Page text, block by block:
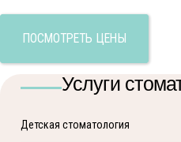
ПОСМОТРЕТЬ ЦЕНЫ
Услуги
Детская стоматология